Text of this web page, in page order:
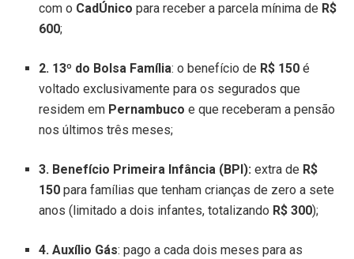
com o CadÚnico para receber a parcela mínima de R$
600;
2. 13º do Bolsa Família: o benefício de R$ 150 é
voltado exclusivamente para os segurados que
residem em Pernambuco e que receberam a pensão
nos últimos três meses;
3. Benefício Primeira Infância (BPI): extra de R$
150 para famílias que tenham crianças de zero a sete
anos (limitado a dois infantes, totalizando R$ 300);
4. Auxílio Gás: pago a cada dois meses para as